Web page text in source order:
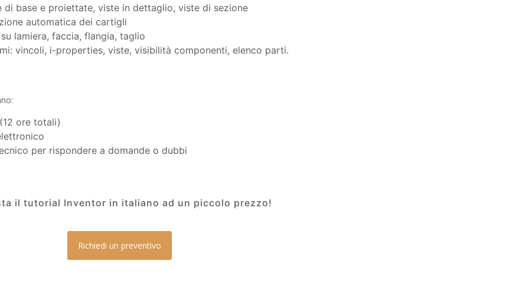
di base e proiettate, viste in dettaglio, viste di sezione
automatica dei cartigli
lamiera, faccia, flangia, taglio
vincoli, i-properties, viste, visibilità componenti, elenco parti.
ore totali)
per rispondere a domande o dubbi
il tutorial Inventor in italiano ad un piccolo prezzo!
Richiedi un preventivo